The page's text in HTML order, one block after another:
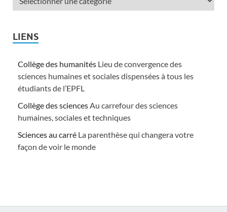
LIENS
Collège des humanités Lieu de convergence des
sciences humaines et sociales dispensées à tous les
étudiants de l’EPFL
Collège des sciences Au carrefour des sciences
humaines, sociales et techniques
Sciences au carré La parenthèse qui changera votre
façon de voir le monde